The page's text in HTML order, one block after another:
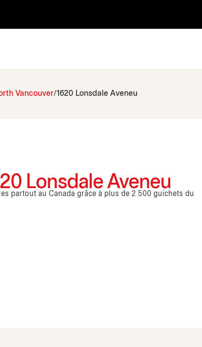
Vancouver 1620 Lonsdale Aveneu
Lonsdale Aveneu
partout au Canada grâce à plus de 2 500 guichets du